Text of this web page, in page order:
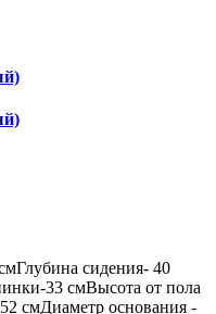
сидения- 40
33 смВысота от пола
смДиаметр основания -